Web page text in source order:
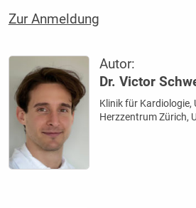
Zur Anmeldung
Autor:
Dr. Victor
Klinik für Kardiologie,
Herzzentrum Zürich,